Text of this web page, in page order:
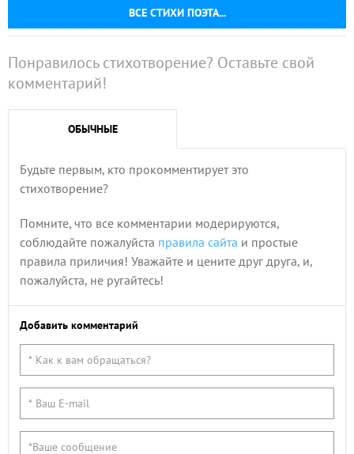
ВСЕ СТИХИ ПОЭТА...
Понравилось стихотворение? Оставьте свой
комментарий!
ОБЫЧНЫЕ
Будьте первым, кто прокомментирует это
стихотворение?
Помните, что все комментарии модерируются,
соблюдайте пожалуйста правила сайта и простые
правила приличия! Уважайте и цените друг друга, и,
пожалуйста, не ругайтесь!
Добавить комментарий